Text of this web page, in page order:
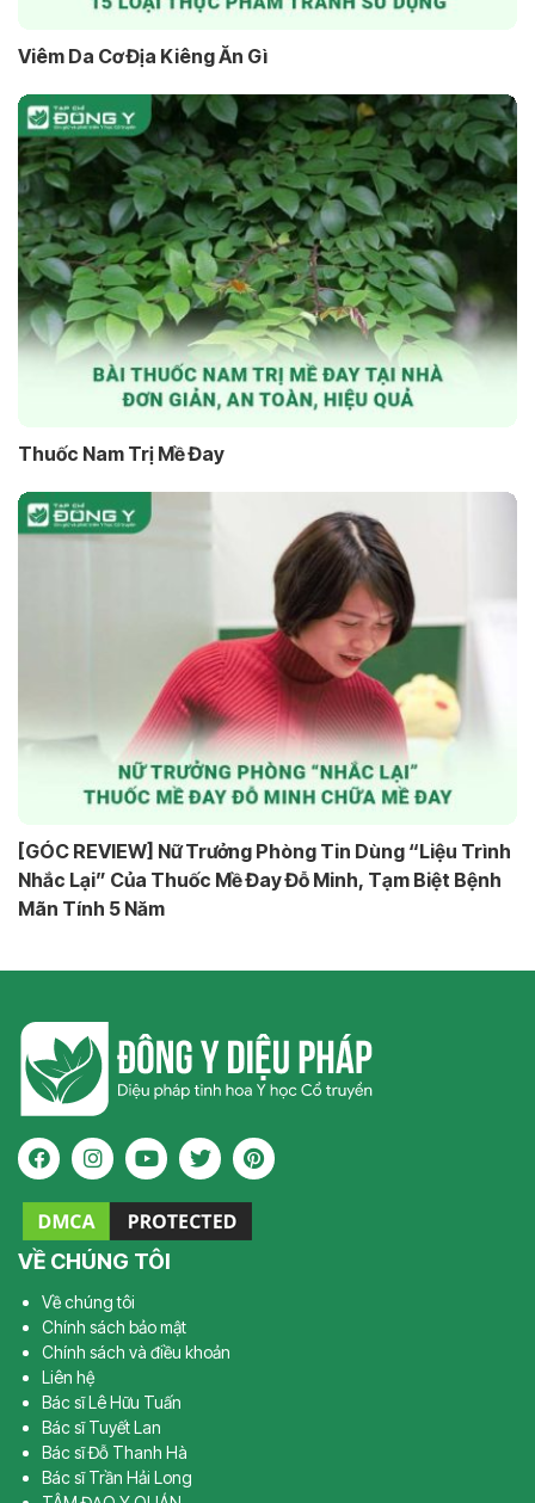
Viêm Da Cơ Địa Kiêng Ăn Gì
Thuốc Nam Trị Mề Đay
[GÓC REVIEW] Nữ Trưởng Phòng Tin Dùng “Liệu Trình
Nhắc Lại” Của Thuốc Mề Đay Đỗ Minh, Tạm Biệt Bệnh
Mãn Tính 5 Năm
VỀ CHÚNG TÔI
Về chúng tôi
Chính sách bảo mật
Chính sách và điều khoản
Liên hệ
Bác sĩ Lê Hữu Tuấn
Bác sĩ Tuyết Lan
Bác sĩ Đỗ Thanh Hà
Bác sĩ Trần Hải Long